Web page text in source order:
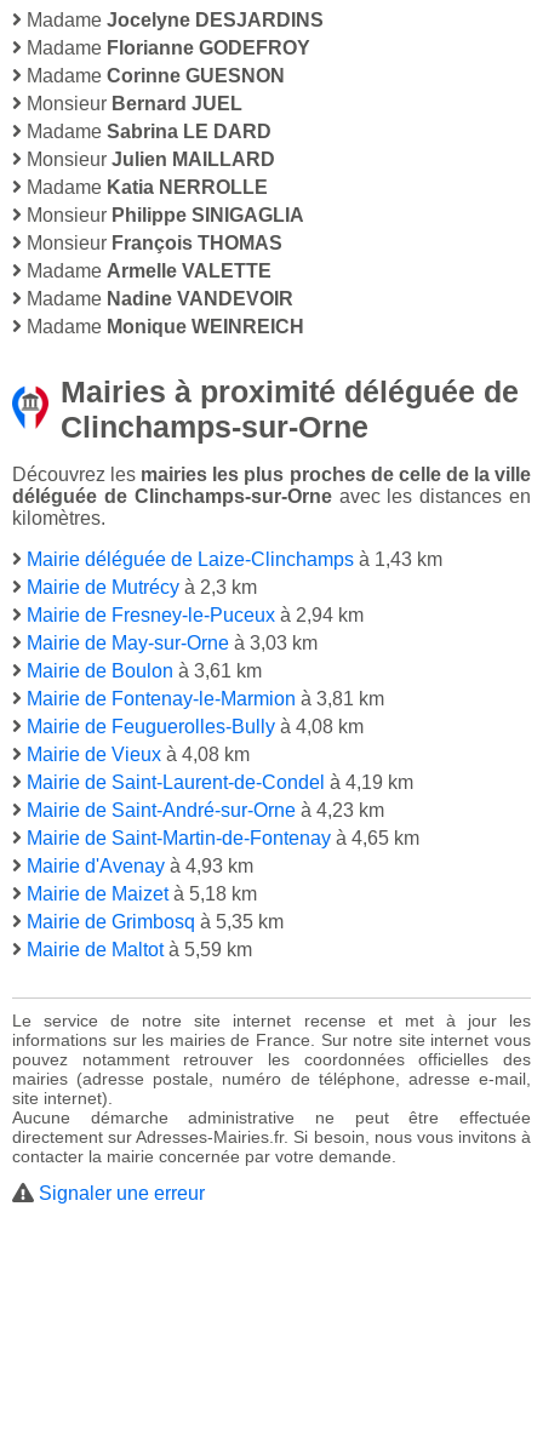
Madame Jocelyne DESJARDINS
Madame Florianne GODEFROY
Madame Corinne GUESNON
Monsieur Bernard JUEL
Madame Sabrina LE DARD
Monsieur Julien MAILLARD
Madame Katia NERROLLE
Monsieur Philippe SINIGAGLIA
Monsieur François THOMAS
Madame Armelle VALETTE
Madame Nadine VANDEVOIR
Madame Monique WEINREICH
Mairies à proximité déléguée de
Clinchamps-sur-Orne
Découvrez les mairies les plus proches de celle de la ville
déléguée de Clinchamps-sur-Orneavec les distances en
kilomètres.
Mairie déléguée de Laize-Clinchamps à 1,43 km
Mairie de Mutrécy à 2,3 km
Mairie de Fresney-le-Puceux à 2,94 km
Mairie de May-sur-Orne à 3,03 km
Mairie de Boulon à 3,61 km
Mairie de Fontenay-le-Marmion à 3,81 km
Mairie de Feuguerolles-Bully à 4,08 km
Mairie de Vieux à 4,08 km
Mairie de Saint-Laurent-de-Condel à 4,19 km
Mairie de Saint-André-sur-Orne à 4,23 km
Mairie de Saint-Martin-de-Fontenay à 4,65 km
Mairie d'Avenay à 4,93 km
Mairie de Maizetà 5,18 km
Mairie de Grimbosq à 5,35 km
Mairie de Maltotà 5,59 km
Le service de notre site internet recense et met à jour les
informations sur les mairies de France. Sur notre site internet vous
pouvez notamment retrouver les coordonnées officielles des
mairies (adresse postale, numéro de téléphone, adresse e-mail,
site internet).
Aucune démarche administrative ne peut être effectuée
directement sur Adresses-Mairies.fr. Si besoin, nous vous invitons à
contacter la mairie concernée par votre demande.
Signaler une erreur